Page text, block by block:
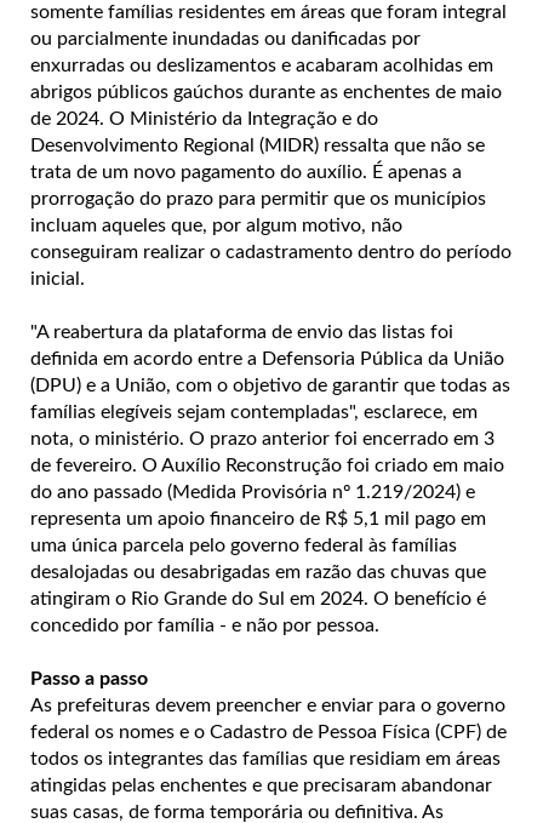
somente famílias residentes em áreas que foram integral
ou parcialmente inundadas ou danificadas por
enxurradas ou deslizamentos e acabaram acolhidas em
abrigos públicos gaúchos durante as enchentes de maio
de 2024. O Ministério da Integração e do
Desenvolvimento Regional (MIDR) ressalta que não se
trata de um novo pagamento do auxílio. É apenas a
prorrogação do prazo para permitir que os municípios
incluam aqueles que, por algum motivo, não
conseguiram realizar o cadastramento dentro do período
inicial.
"A reabertura da plataforma de envio das listas foi
definida em acordo entre a Defensoria Pública da União
(DPU) e a União, com o objetivo de garantir que todas as
famílias elegíveis sejam contempladas", esclarece, em
nota, o ministério. O prazo anterior foi encerrado em 3
de fevereiro. O Auxílio Reconstrução foi criado em maio
do ano passado (Medida Provisória nº 1.219/2024) e
representa um apoio financeiro de R$ 5,1 mil pago em
uma única parcela pelo governo federal às famílias
desalojadas ou desabrigadas em razão das chuvas que
atingiram o Rio Grande do Sul em 2024. O benefício é
concedido por família - e não por pessoa.
Passo a passo
As prefeituras devem preencher e enviar para o governo
federal os nomes e o Cadastro de Pessoa Física (CPF) de
todos os integrantes das famílias que residiam em áreas
atingidas pelas enchentes e que precisaram abandonar
suas casas, de forma temporária ou definitiva. As